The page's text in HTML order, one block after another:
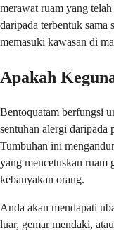
merawat ruam yang
daripada terbentuk sama
memasuki kawasan di
Apakah
Bentoquatam berfungsi
sentuhan alergi daripada
Tumbuhan ini
yang mencetuskan ruam
kebanyakan orang.
Anda akan mendapati
luar, gemar mendaki,